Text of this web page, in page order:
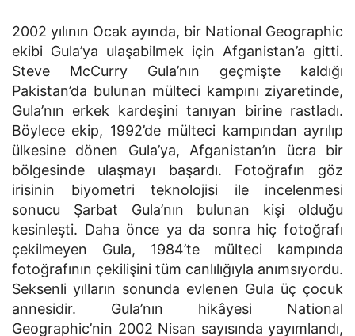
2002 yılının Ocak ayında, bir National Geographic
ekibi Gula’ya ulaşabilmek için Afganistan’a gitti.
Steve McCurry Gula’nın geçmişte kaldığı
Pakistan’da bulunan mülteci kampını ziyaretinde,
Gula’nın erkek kardeşini tanıyan birine rastladı.
Böylece ekip, 1992’de mülteci kampından ayrılıp
ülkesine dönen Gula’ya, Afganistan’ın ücra bir
bölgesinde ulaşmayı başardı. Fotoğrafın göz
irisinin biyometri teknolojisi ile incelenmesi
sonucu Şarbat Gula’nın bulunan kişi olduğu
kesinleşti. Daha önce ya da sonra hiç fotoğrafı
çekilmeyen Gula, 1984’te mülteci kampında
fotoğrafının çekilişini tüm canlılığıyla anımsıyordu.
Seksenli yılların sonunda evlenen Gula üç çocuk
annesidir. Gula’nın hikâyesi National
Geographic’nin 2002 Nisan sayısında yayımlandı,